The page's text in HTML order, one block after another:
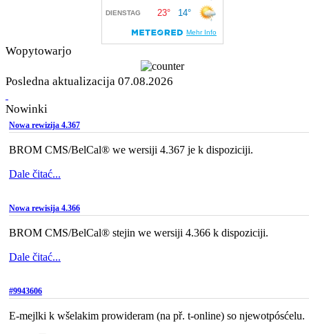
Wopytowarjo
Posledna aktualizacija 07.08.2026
Nowinki
Nowa rewizija 4.367
BROM CMS/BelCal® we wersiji 4.367 je k dispoziciji.
Dale čitać...
Nowa rewisija 4.366
BROM CMS/BelCal® stejin we wersiji 4.366 k dispoziciji.
Dale čitać...
#9943606
E-mejlki k wšelakim prowideram (na př. t-online) so njewotpósćelu.